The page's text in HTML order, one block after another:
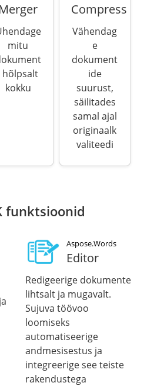
Merger
mitu
hõlpsalt
kokku
Compress
Vähendag
e
dokument
ide
suurust,
säilitades
samal ajal
originaalk
valiteedi
funktsioonid
Aspose.Words
Editor
Redigeerige dokumente
lihtsalt ja mugavalt.
Sujuva töövoo
loomiseks
automatiseerige
andmesisestus ja
integreerige see teiste
rakendustega